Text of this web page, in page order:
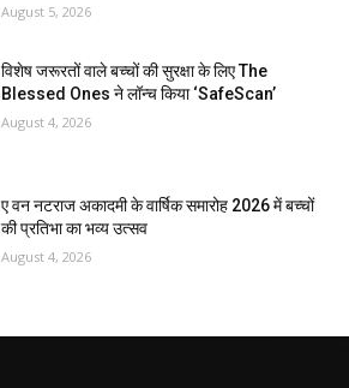
August 5, 2026
विशेष जरूरतों वाले बच्चों की सुरक्षा के लिए The
Blessed Ones ने लॉन्च किया ‘SafeScan’
August 4, 2026
ए वन नटराज अकादमी के वार्षिक समारोह 2026 में बच्चों
की प्रतिभा का भव्य उत्सव
August 4, 2026